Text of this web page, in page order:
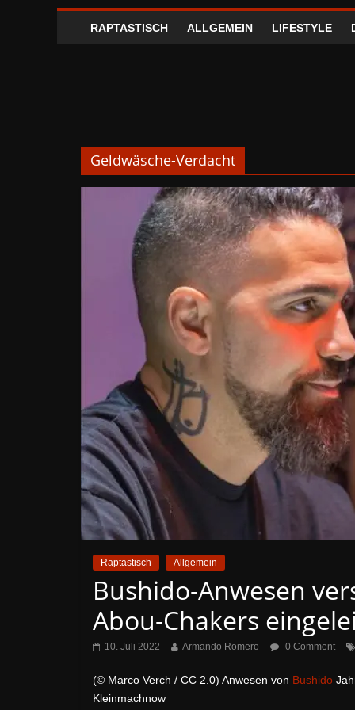
RAPTASTISCH ALLGEMEIN LIFESTYLE
Geldwäsche-Verdacht
Raptastisch Allgemein
Bushido-Anwesen
Abou-Chakers
10. Juli 2022 Armando Romero 0 Comment
(© Marco Verch / CC 2.0) Anwesen von Bushido
Kleinmachnow